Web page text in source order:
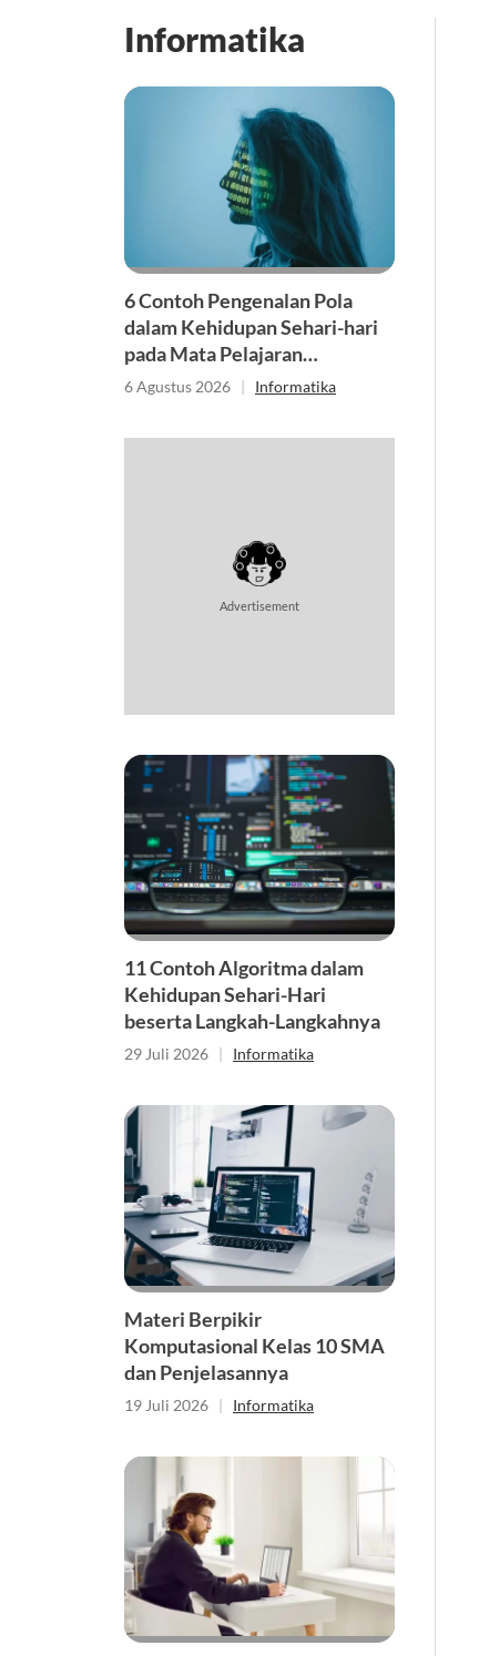
Informatika
6 Contoh Pengenalan Pola
dalam Kehidupan Sehari-hari
pada Mata Pelajaran
Informatika
6 Agustus 2026 | Informatika
Advertisement
11 Contoh Algoritma dalam
Kehidupan Sehari-Hari
beserta Langkah-Langkahnya
29 Juli 2026 | Informatika
Materi Berpikir
Komputasional Kelas 10 SMA
dan Penjelasannya
19 Juli 2026 | Informatika